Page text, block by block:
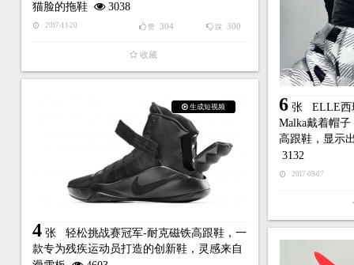
猫脸的拖鞋
3038
2017-11-20 踩 300
赞 304
收藏
6张 ELLE西
Malka戴着帽
高跟鞋，显示
3132
2017-09-07
生成短视频
4张 轻松挑战赛冠军-耐克磁铁高跟鞋，一
款专为残疾运动员打造的创新鞋，灵感来自